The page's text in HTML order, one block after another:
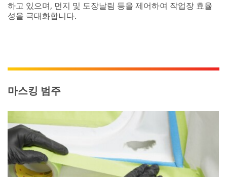
하고 있으며, 먼지 및 도장날림 등을 제어하여 작업장 효율
성을 극대화합니다.
마스킹 범주